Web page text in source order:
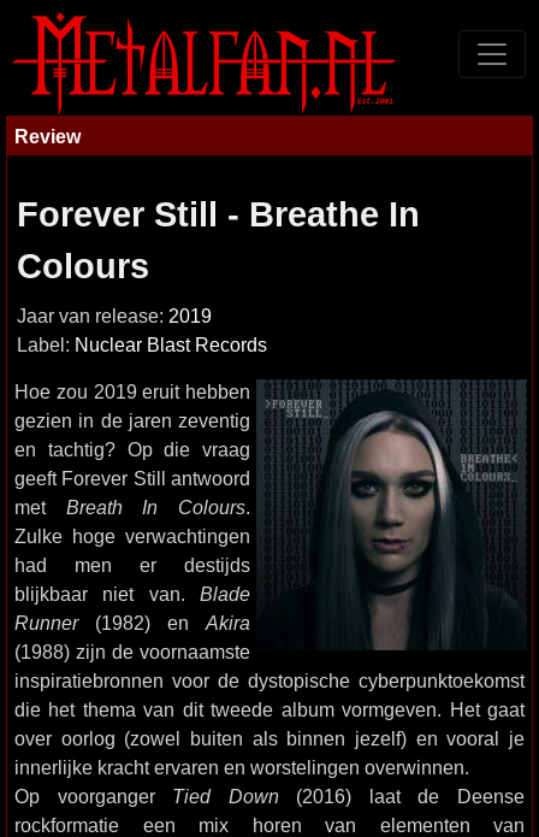
Review
Forever Still - Breathe In
Colours
Jaar van release: 2019
Label: Nuclear Blast Records
Hoe zou 2019 eruit hebben
gezien in de jaren zeventig
en tachtig? Op die vraag
geeft Forever Still antwoord
met Breath In Colours.
Zulke hoge verwachtingen
had men er destijds
blijkbaar niet van. Blade
Runner(1982) en Akira
(1988) zijn de voornaamste
inspiratiebronnen voor de dystopische cyberpunktoekomst
die het thema van dit tweede album vormgeven. Het gaat
over oorlog (zowel buiten als binnen jezelf) en vooral je
innerlijke kracht ervaren en worstelingen overwinnen.
Op voorganger Tied Down(2016) laat de Deense
rockformatie een mix horen van elementen van